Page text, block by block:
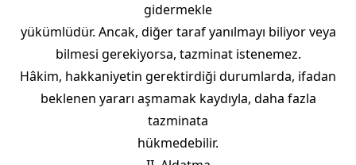
gidermekle
yükümlüdür. Ancak, diğer taraf yanılmayı biliyor veya
bilmesi gerekiyorsa, tazminat istenemez.
Hâkim, hakkaniyetin gerektirdiği durumlarda, ifadan
beklenen yararı aşmamak kaydıyla, daha fazla
tazminata
hükmedebilir.